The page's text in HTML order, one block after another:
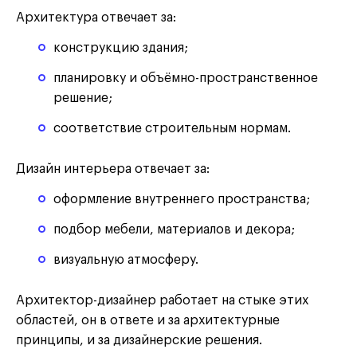
Архитектура отвечает за:
конструкцию здания;
планировку и объёмно-пространственное
решение;
соответствие строительным нормам.
Дизайн интерьера отвечает за:
оформление внутреннего пространства;
подбор мебели, материалов и декора;
визуальную атмосферу.
Архитектор-дизайнер работает на стыке этих
областей, он в ответе и за архитектурные
принципы, и за дизайнерские решения.